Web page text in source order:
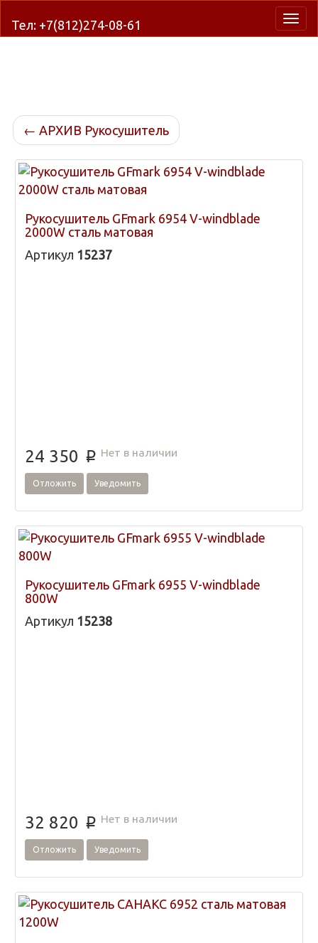
Тел: +7(812)274-08-61
← АРХИВ Рукосушитель
Рукосушитель GFmark 6954 V-windblade
2000W сталь матовая
Артикул 15237
24 350 p Нет в наличии
Отложить Уведомить
Рукосушитель GFmark 6955 V-windblade
800W
Артикул 15238
32 820 p Нет в наличии
Отложить Уведомить